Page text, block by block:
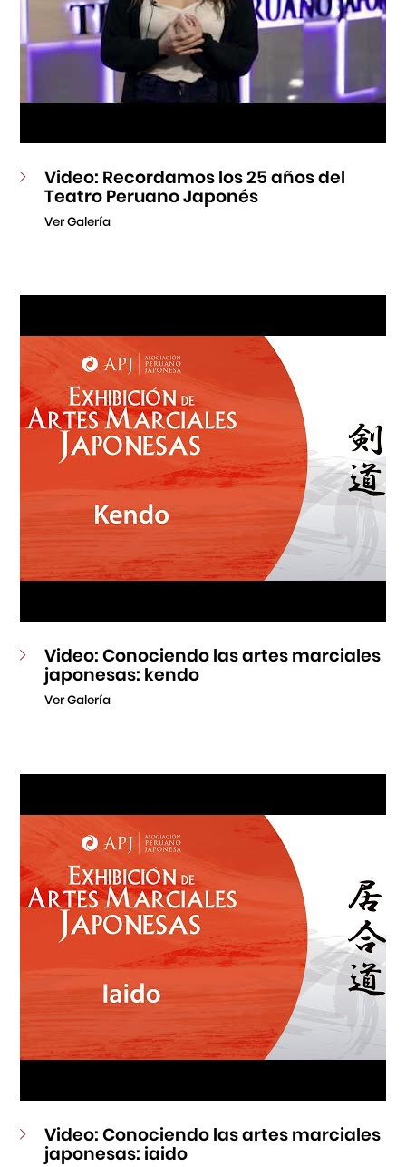
Video: Recordamos los 25 años del
Teatro Peruano Japonés
Ver Galería
Video: Conociendo las artes marciales
japonesas: kendo
Ver Galería
Video: Conociendo las artes marciales
japonesas: iaido